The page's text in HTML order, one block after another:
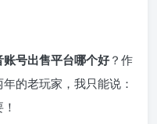
账号出售平台哪个好？作
的老玩家，我只能说：